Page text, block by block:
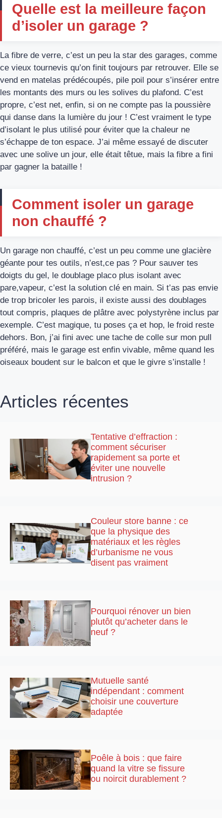
Quelle est la meilleure façon
d’isoler un garage ?
La fibre de verre, c’est un peu la star des garages, comme
ce vieux tournevis qu’on finit toujours par retrouver. Elle se
vend en matelas prédécoupés, pile poil pour s’insérer entre
les montants des murs ou les solives du plafond. C’est
propre, c’est net, enfin, si on ne compte pas la poussière
qui danse dans la lumière du jour ! C’est vraiment le type
d’isolant le plus utilisé pour éviter que la chaleur ne
s’échappe de ton espace. J’ai même essayé de discuter
avec une solive un jour, elle était têtue, mais la fibre a fini
par gagner la bataille !
Comment isoler un garage
non chauffé ?
Un garage non chauffé, c’est un peu comme une glacière
géante pour tes outils, n’est,ce pas ? Pour sauver tes
doigts du gel, le doublage placo plus isolant avec
pare,vapeur, c’est la solution clé en main. Si t’as pas envie
de trop bricoler les parois, il existe aussi des doublages
tout compris, plaques de plâtre avec polystyrène inclus par
exemple. C’est magique, tu poses ça et hop, le froid reste
dehors. Bon, j’ai fini avec une tache de colle sur mon pull
préféré, mais le garage est enfin vivable, même quand les
oiseaux boudent sur le balcon et que le givre s’installe !
Articles récentes
Tentative d’effraction :
comment sécuriser
rapidement sa porte et
éviter une nouvelle
intrusion ?
Couleur store banne : ce
que la physique des
matériaux et les règles
d’urbanisme ne vous
disent pas vraiment
Pourquoi rénover un bien
plutôt qu’acheter dans le
neuf ?
Mutuelle santé
indépendant : comment
choisir une couverture
adaptée
Poêle à bois : que faire
quand la vitre se fissure
ou noircit durablement ?